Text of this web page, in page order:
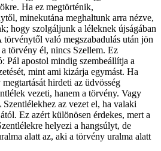
Ha ez megtörténik,
minekutána meghaltunk arra nézve,
hogy szolgáljunk a léleknek újságában
törvénytől való megszabadulás után jön
törvény él, nincs Szellem. Ez
Pál apostol mindig szembeállítja a
mint ami kizárja egymást. Ha
hirdeti az üdvösség
vezeti, hanem a törvény. Vagy
az vezet el, ha valaki
Ez azért különösen érdekes, mert a
helyezi a hangsúlyt, de
alatt az, aki a törvény uralma alatt